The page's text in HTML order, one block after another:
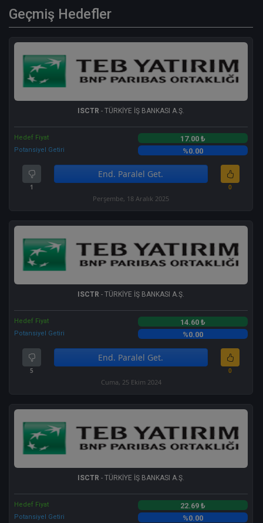
Geçmiş Hedefler
ISCTR - TÜRKİYE İŞ BANKASI A.Ş.
Hedef Fiyat 17.00 ₺
Potansiyel Getiri %0.00
1
End. Paralel Get.
0
Perşembe, 18 Aralık 2025
ISCTR - TÜRKİYE İŞ BANKASI A.Ş.
Hedef Fiyat 14.60 ₺
Potansiyel Getiri %0.00
5
End. Paralel Get.
0
Cuma, 25 Ekim 2024
ISCTR - TÜRKİYE İŞ BANKASI A.Ş.
Hedef Fiyat 22.69 ₺
Potansiyel Getiri %0.00